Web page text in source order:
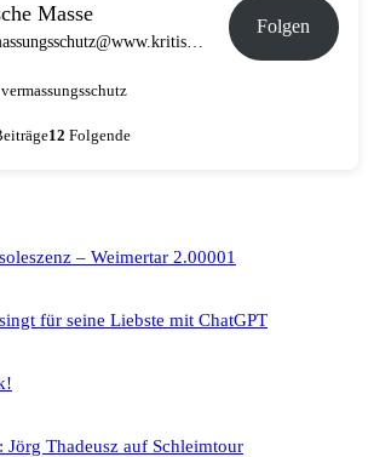
Masse
@vermassungsschutz@www.kritische-masse.de
Folgen
12 Folgende
– Weimertar 2.00001
für seine Liebste mit ChatGPT
Jörg Thadeusz auf Schleimtour